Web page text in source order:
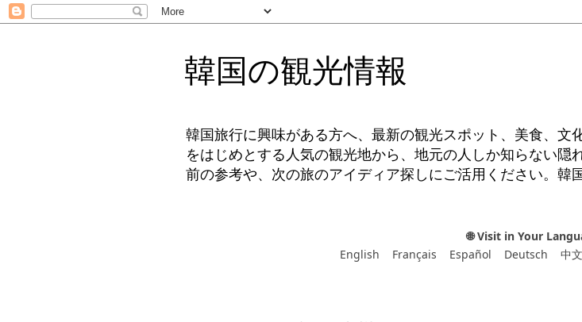
韓国の観光情報
韓国旅行に興味がある方へ、最新の観光スポット、美食、文
をはじめとする人気の観光地から、地元の人しか知らない
前の参考や、次の旅のアイディア探しにご活用ください。韓
🌐 Visit in Your
English
Français Español Deutsch 中